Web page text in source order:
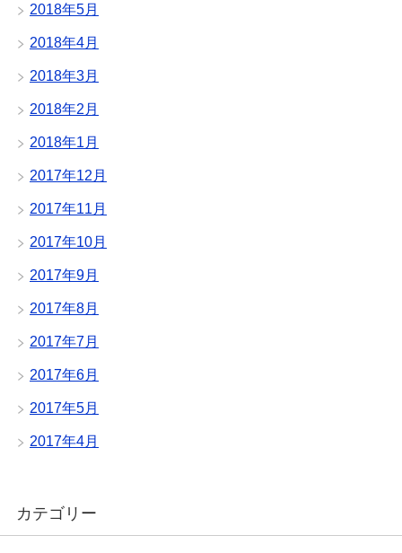
2018年5月
2018年4月
2018年3月
2018年2月
2018年1月
2017年12月
2017年11月
2017年10月
2017年9月
2017年8月
2017年7月
2017年6月
2017年5月
2017年4月
カテゴリー